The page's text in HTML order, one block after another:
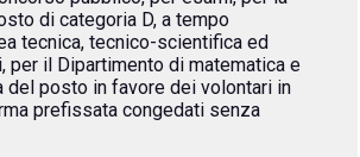
di categoria D, a tempo
tecnica, tecnico-scientifica ed
per il Dipartimento di matematica e
del posto in favore dei volontari in
prefissata congedati senza